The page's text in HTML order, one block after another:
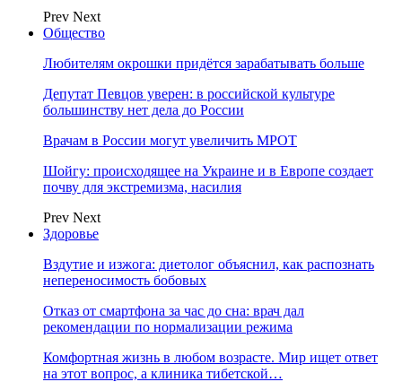
Prev Next
Общество
Любителям окрошки придётся зарабатывать больше
Депутат Певцов уверен: в российской культуре
большинству нет дела до России
Врачам в России могут увеличить МРОТ
Шойгу: происходящее на Украине и в Европе создает
почву для экстремизма, насилия
Prev Next
Здоровье
Вздутие и изжога: диетолог объяснил, как распознать
непереносимость бобовых
Отказ от смартфона за час до сна: врач дал
рекомендации по нормализации режима
Комфортная жизнь в любом возрасте. Мир ищет ответ
на этот вопрос, а клиника тибетской…